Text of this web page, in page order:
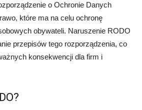
o Ochronie Danych
które ma na celu ochronę
obywateli. Naruszenie RODO
przepisów tego rozporządzenia, co
konsekwencji dla firm i